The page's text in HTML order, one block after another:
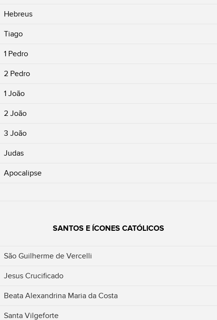
Hebreus
Tiago
1 Pedro
2 Pedro
1 João
2 João
3 João
Judas
Apocalipse
SANTOS E ÍCONES CATÓLICOS
São Guilherme de Vercelli
Jesus Crucificado
Beata Alexandrina Maria da Costa
Santa Vilgeforte